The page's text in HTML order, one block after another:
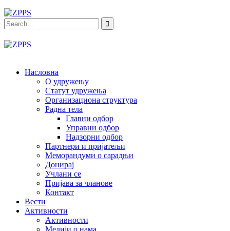
Насловна
О удружењу
Статут удружења
Организациона структура
Радна тела
Главни одбор
Управни одбор
Надзорни одбор
Партнери и пријатељи
Меморандуми о сарадњи
Донирај
Учлани се
Пријава за чланове
Контакт
Вести
Активности
Активности
Медији о нама